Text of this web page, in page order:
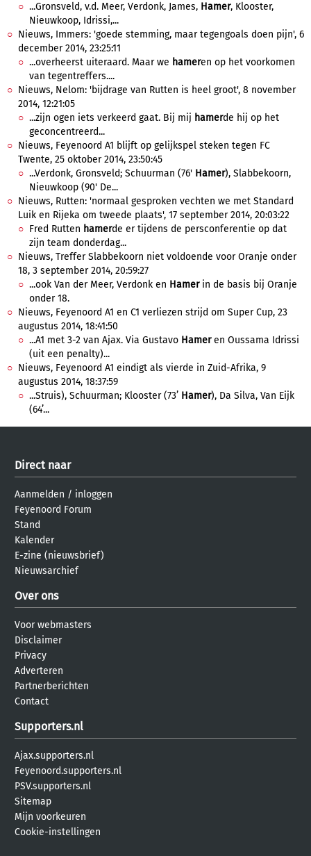
...Gronsveld, v.d. Meer, Verdonk, James, Hamer, Klooster,
Nieuwkoop, Idrissi,...
Nieuws, Immers: 'goede stemming, maar tegengoals doen pijn', 6
december 2014, 23:25:11
...overheerst uiteraard. Maar we hameren op het voorkomen
van tegentreffers....
Nieuws, Nelom: 'bijdrage van Rutten is heel groot', 8 november
2014, 12:21:05
...zijn ogen iets verkeerd gaat. Bij mij hamerde hij op het
geconcentreerd...
Nieuws, Feyenoord A1 blijft op gelijkspel steken tegen FC
Twente, 25 oktober 2014, 23:50:45
...Verdonk, Gronsveld; Schuurman (76' Hamer), Slabbekoorn,
Nieuwkoop (90' De...
Nieuws, Rutten: 'normaal gesproken vechten we met Standard
Luik en Rijeka om tweede plaats', 17 september 2014, 20:03:22
Fred Rutten hamerde er tijdens de persconferentie op dat
zijn team donderdag...
Nieuws, Treffer Slabbekoorn niet voldoende voor Oranje onder
18, 3 september 2014, 20:59:27
...ook Van der Meer, Verdonk en Hamerin de basis bij Oranje
onder 18.
Nieuws, Feyenoord A1 en C1 verliezen strijd om Super Cup, 23
augustus 2014, 18:41:50
...A1 met 3-2 van Ajax. Via Gustavo Hameren Oussama Idrissi
(uit een penalty)...
Nieuws, Feyenoord A1 eindigt als vierde in Zuid-Afrika, 9
augustus 2014, 18:37:59
...Struis), Schuurman; Klooster (73’ Hamer), Da Silva, Van Eijk
(64’...
Direct naar
Aanmelden / inloggen
Feyenoord Forum
Stand
Kalender
E-zine (nieuwsbrief)
Nieuwsarchief
Over ons
Voor webmasters
Disclaimer
Privacy
Adverteren
Partnerberichten
Contact
Supporters.nl
Ajax.supporters.nl
Feyenoord.supporters.nl
PSV.supporters.nl
Sitemap
Mijn voorkeuren
Cookie-instellingen